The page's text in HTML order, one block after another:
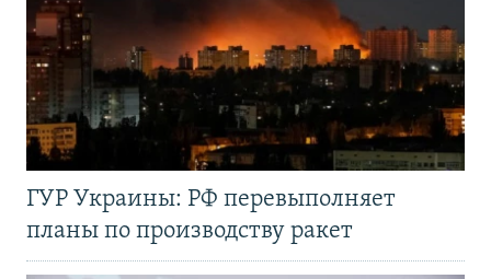
ГУР Украины: РФ перевыполняет
планы по производству ракет